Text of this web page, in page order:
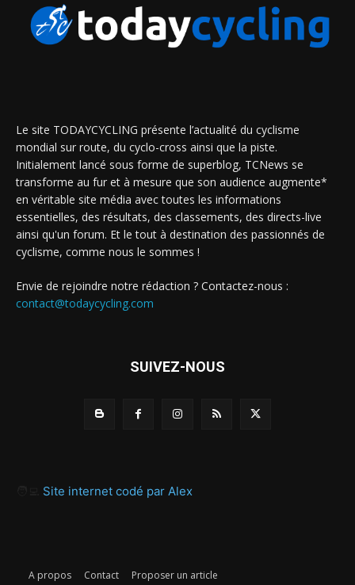
Le site TODAYCYCLING présente l’actualité du cyclisme
mondial sur route, du cyclo-cross ainsi que la piste.
Initialement lancé sous forme de superblog, TCNews se
transforme au fur et à mesure que son audience augmente*
en véritable site média avec toutes les informations
essentielles, des résultats, des classements, des directs-live
ainsi qu'un forum. Et le tout à destination des passionnés de
cyclisme, comme nous le sommes !
Envie de rejoindre notre rédaction ? Contactez-nous :
contact@todaycycling.com
SUIVEZ-NOUS
Site internet codé par Alex
A propos Contact
Proposer un article